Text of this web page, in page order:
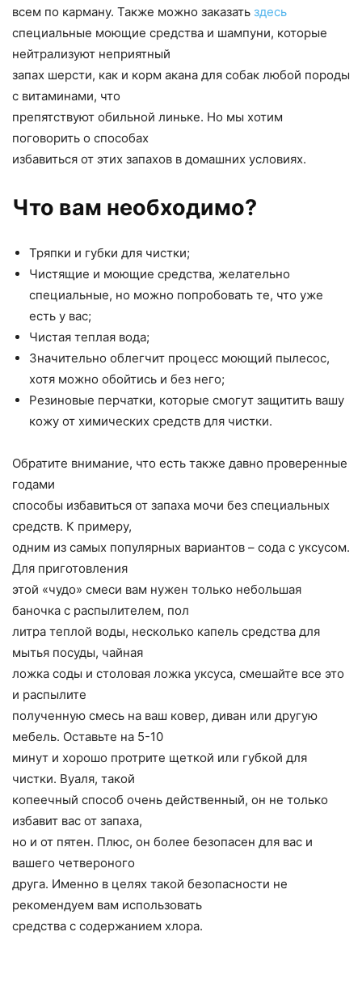
всем по карману. Также можно заказать здесь
специальные моющие средства и шампуни, которые
нейтрализуют неприятный
запах шерсти, как и корм акана для собак любой породы
с витаминами, что
препятствуют обильной линьке. Но мы хотим
поговорить о способах
избавиться от этих запахов в домашних условиях.
Что вам необходимо?
Тряпки и губки для чистки;
Чистящие и моющие средства, желательно
специальные, но можно попробовать те, что уже
есть у вас;
Чистая теплая вода;
Значительно облегчит процесс моющий пылесос,
хотя можно обойтись и без него;
Резиновые перчатки, которые смогут защитить вашу
кожу от химических средств для чистки.
Обратите внимание, что есть также давно проверенные
годами
способы избавиться от запаха мочи без специальных
средств. К примеру,
одним из самых популярных вариантов – сода с уксусом.
Для приготовления
этой «чудо» смеси вам нужен только небольшая
баночка с распылителем, пол
литра теплой воды, несколько капель средства для
мытья посуды, чайная
ложка соды и столовая ложка уксуса, смешайте все это
и распылите
полученную смесь на ваш ковер, диван или другую
мебель. Оставьте на 5-10
минут и хорошо протрите щеткой или губкой для
чистки. Вуаля, такой
копеечный способ очень действенный, он не только
избавит вас от запаха,
но и от пятен. Плюс, он более безопасен для вас и
вашего четвероного
друга. Именно в целях такой безопасности не
рекомендуем вам использовать
средства с содержанием хлора.